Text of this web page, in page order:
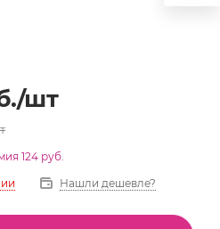
/шт
124 руб.
Нашли дешевле?